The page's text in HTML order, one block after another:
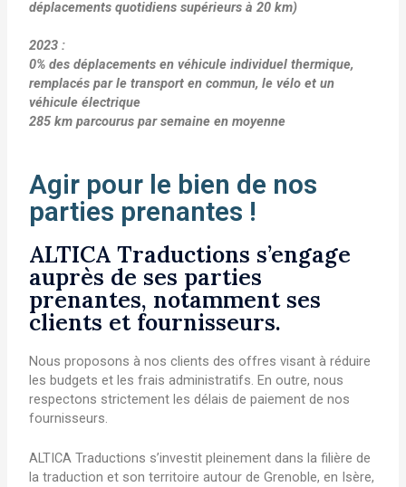
déplacements quotidiens supérieurs à 20 km)
2023 :
0% des déplacements envéhicule individuel thermique,
remplacés par le transport en commun, le vélo et un
véhicule électrique
285 km parcourus par semaine en moyenne
Agir pour le bien de nos
parties prenantes !
ALTICA Traductions s’engage
auprès de ses parties
prenantes, notamment ses
clients et fournisseurs.
Nous proposons à nos clients des offres visant à réduire
les budgets et les frais administratifs. En outre, nous
respectons strictement les délais de paiement de nos
fournisseurs.
ALTICA Traductions s’investit pleinement dans la filière de
la traduction et son territoire autour de Grenoble, en Isère,